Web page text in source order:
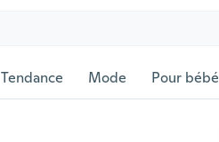
Tendance Mode Pour bébé